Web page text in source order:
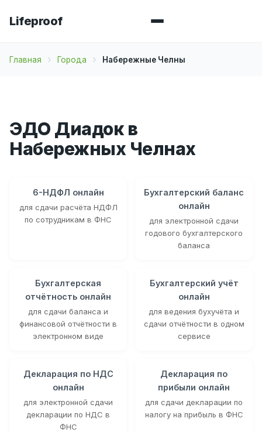
Lifeproof
Главная Города Набережные Челны
ЭДО Диадок в
Набережных Челнах
6-НДФЛ онлайн
для сдачи расчёта НДФЛ
по сотрудникам в ФНС
Бухгалтерский баланс
онлайн
для электронной сдачи
годового бухгалтерского
баланса
Бухгалтерская
отчётность онлайн
для сдачи баланса и
финансовой отчётности в
электронном виде
Бухгалтерский учёт
онлайн
для ведения бухучёта и
сдачи отчётности в одном
сервисе
Декларация по НДС
онлайн
для электронной сдачи
декларации по НДС в
ФНС
Декларация по
прибыли онлайн
для сдачи декларации по
налогу на прибыль в ФНС